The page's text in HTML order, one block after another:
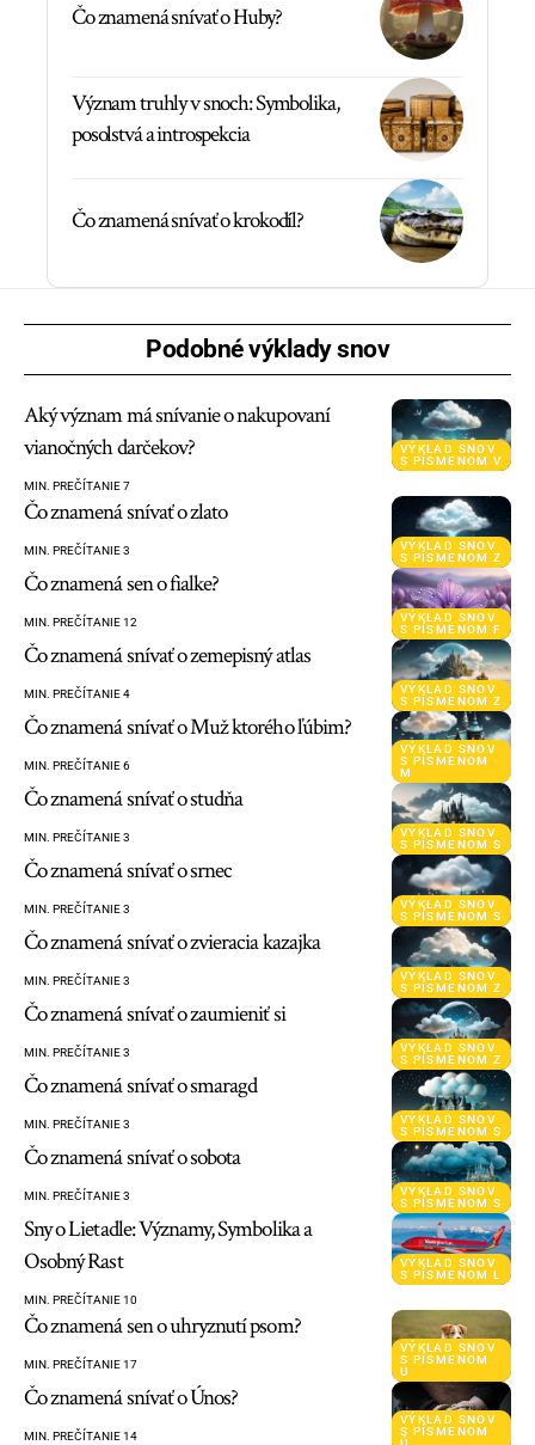
Čo znamená snívať o Huby?
Význam truhly v snoch: Symbolika,
posolstvá a introspekcia
Čo znamená snívať o krokodíl?
Podobné výklady snov
VÝKLAD SNOV
S PÍSMENOM V
Aký význam má snívanie o nakupovaní
vianočných darčekov?
MIN. PREČÍTANIE 7
VÝKLAD SNOV
S PÍSMENOM Z
Čo znamená snívať o zlato
MIN. PREČÍTANIE 3
VÝKLAD SNOV
S PÍSMENOM F
Čo znamená sen o fialke?
MIN. PREČÍTANIE 12
VÝKLAD SNOV
S PÍSMENOM Z
Čo znamená snívať o zemepisný atlas
MIN. PREČÍTANIE 4
VÝKLAD SNOV
S PÍSMENOM
M
Čo znamená snívať o Muž ktorého ľúbim?
MIN. PREČÍTANIE 6
VÝKLAD SNOV
S PÍSMENOM S
Čo znamená snívať o studňa
MIN. PREČÍTANIE 3
VÝKLAD SNOV
S PÍSMENOM S
Čo znamená snívať o srnec
MIN. PREČÍTANIE 3
VÝKLAD SNOV
S PÍSMENOM Z
Čo znamená snívať o zvieracia kazajka
MIN. PREČÍTANIE 3
VÝKLAD SNOV
S PÍSMENOM Z
Čo znamená snívať o zaumieniť si
MIN. PREČÍTANIE 3
VÝKLAD SNOV
S PÍSMENOM S
Čo znamená snívať o smaragd
MIN. PREČÍTANIE 3
VÝKLAD SNOV
S PÍSMENOM S
Čo znamená snívať o sobota
MIN. PREČÍTANIE 3
VÝKLAD SNOV
S PÍSMENOM L
Sny o Lietadle: Významy, Symbolika a
Osobný Rast
MIN. PREČÍTANIE 10
VÝKLAD SNOV
S PÍSMENOM
U
Čo znamená sen o uhryznutí psom?
MIN. PREČÍTANIE 17
VÝKLAD SNOV
S PÍSMENOM
Čo znamená snívať o Únos?
MIN. PREČÍTANIE 14